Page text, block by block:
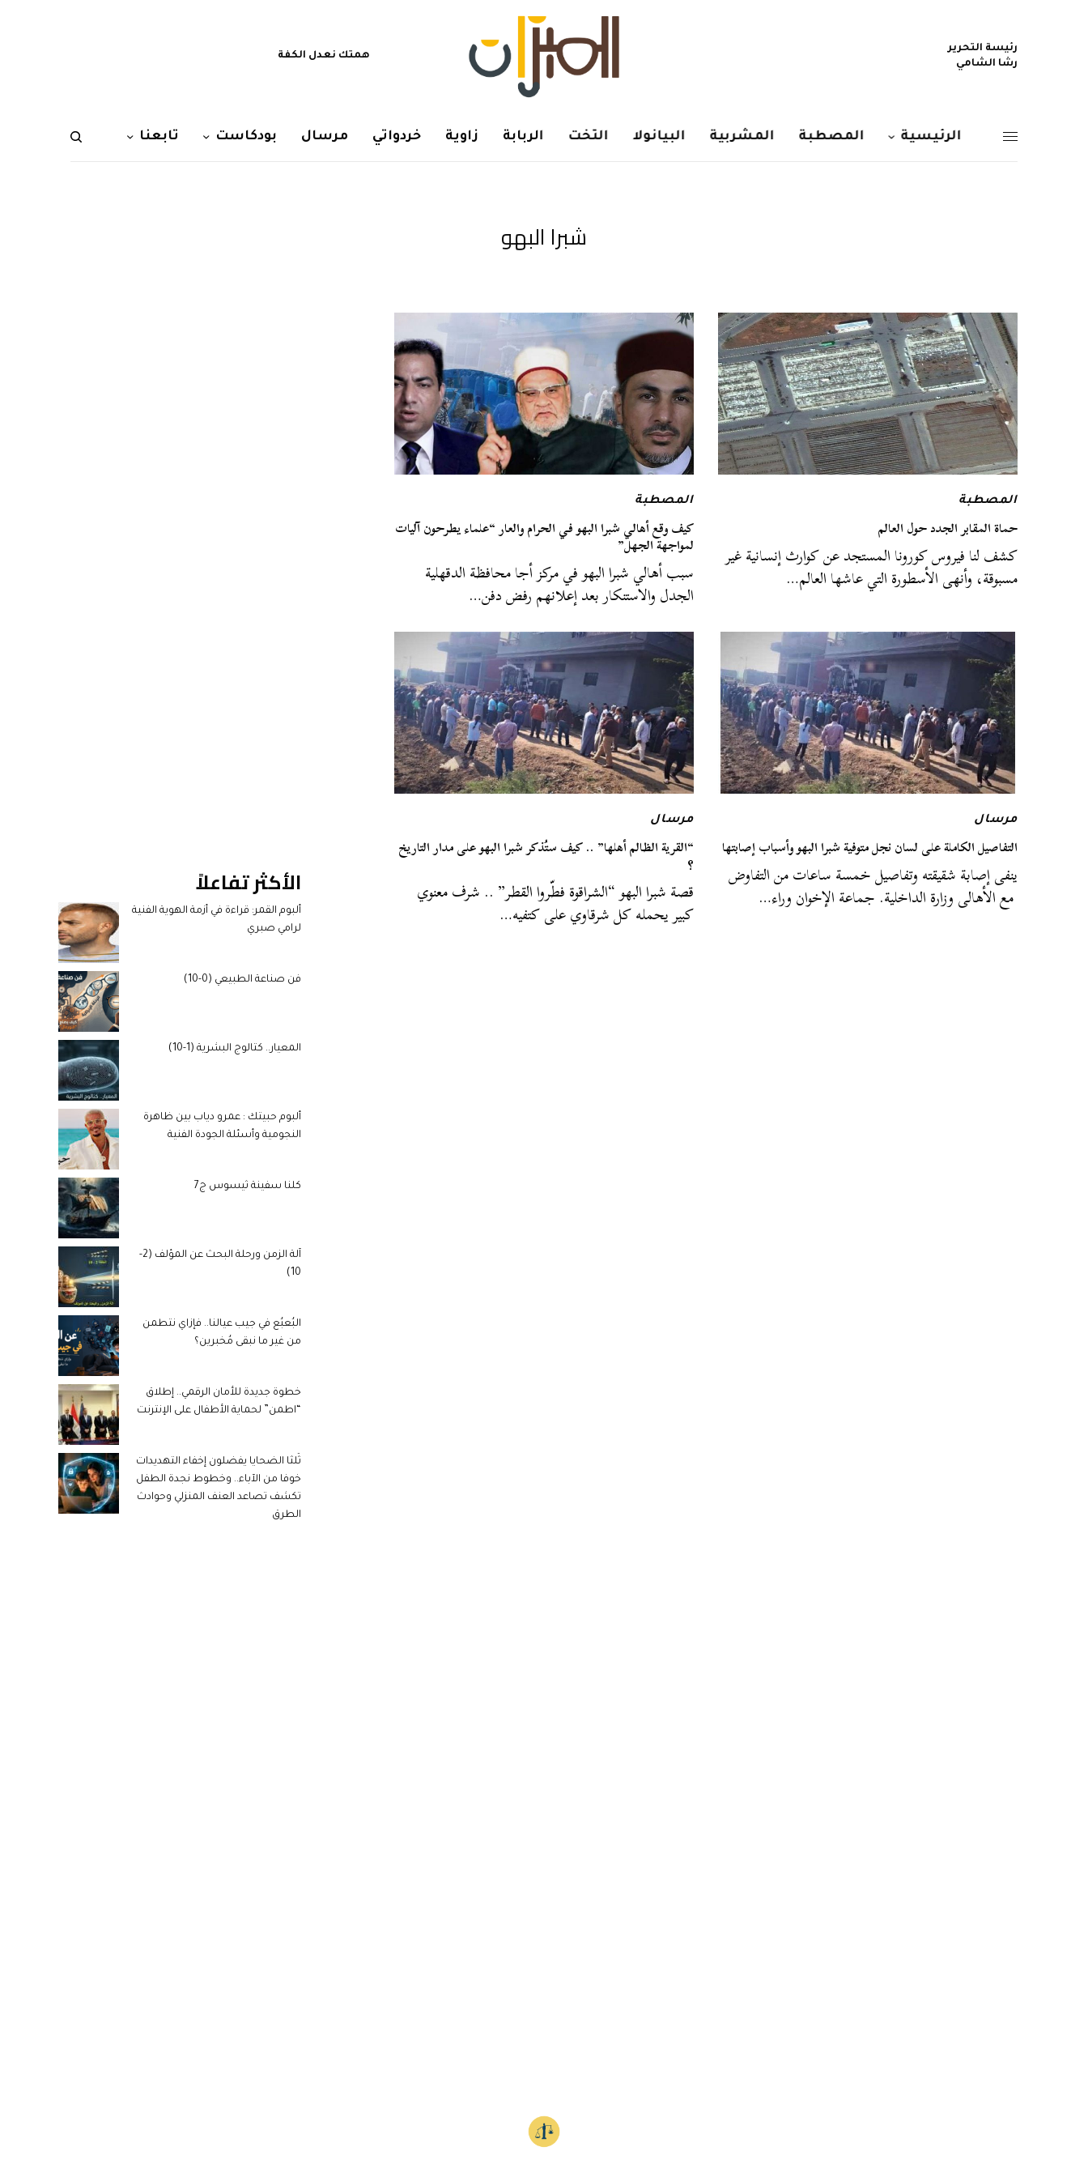
رئيسة التحرير
رشا الشامي
همتك نعدل الكفة
الرئيسية المصطبة المشربية البيانولا التخت الربابة زاوية خردواتي مرسال بودكاست تابعنا
شبرا البهو
المصطبة
حماة المقابر الجدد حول العالم
كشف لنا فيروس كورونا المستجد عن كوارث إنسانية غير
مسبوقة، وأنهى الأسطورة التي عاشها العالم…
المصطبة
كيف وقع أهالي شبرا البهو في الحرام والعار “علماء يطرحون آليات
لمواجهة الجهل”
سبب أهالي شبرا البهو في مركز أجا محافظة الدقهلية
الجدل والاستنكار بعد إعلانهم رفض دفن…
مرسال
التفاصيل الكاملة على لسان نجل متوفية شبرا البهو وأسباب إصابتها
ينفى إصابة شقيقته وتفاصيل خمسة ساعات من التفاوض
مع الأهالى وزارة الداخلية. جماعة الإخوان وراء…
مرسال
“القرية الظالم أهلها” .. كيف ستُذكر شبرا البهو على مدار التاريخ
؟
قصة شبرا البهو “الشراقوة فطّروا القطر” .. شرف معنوي
كبير يحمله كل شرقاوي على كتفيه…
الأكثر تفاعلاً
ألبوم القمر: قراءة في أزمة الهوية الفنية
لرامي صبري
فن صناعة الطبيعي (0-10)
المعيار.. كتالوج البشرية (1-10)
ألبوم حبيتك : عمرو دياب بين ظاهرة
النجومية وأسئلة الجودة الفنية
كلنا سفينة ثيسوس ج7
آلة الزمن ورحلة البحث عن المؤلف (2-
10)
البُعبُع في جيب عيالنا.. فإزاي نتطمن
من غير ما نبقى مُخبرين؟
خطوة جديدة للأمان الرقمي.. إطلاق
“اطمن” لحماية الأطفال على الإنترنت
ثُلثا الضحايا يفضلون إخفاء التهديدات
خوفا من الآباء.. وخطوط نجدة الطفل
تكشف تصاعد العنف المنزلي وحوادث
الطرق